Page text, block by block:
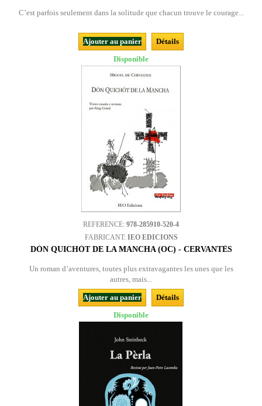
C’est parfois seulement dans la solitude que chacun trouve le courage...
Ajouter au panier
Détails
Disponible
REFERENCE: 978-285910-520-4
FABRICANT: IEO EDICIONS
DÒN QUICHÒT DE LA MANCHA (OC) - CERVANTÈS
Un roman d’aventures, toutes plus extravagantes les unes que les
autres, mais...
Ajouter au panier
Détails
Disponible